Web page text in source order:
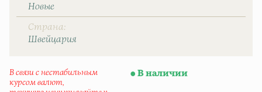
Новые
Страна
Швейцаpия
В связи с нестабильным
курсом валют,
В наличии